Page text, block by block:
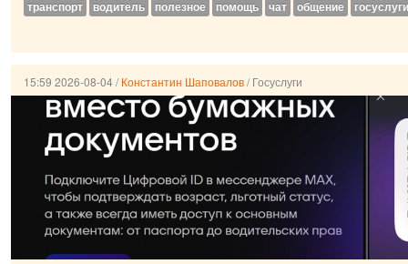
транспорт водитель полезное помощь чат общение госуслуги
15:59 2026-08-04/Константин Шаповалов/Госуслуги